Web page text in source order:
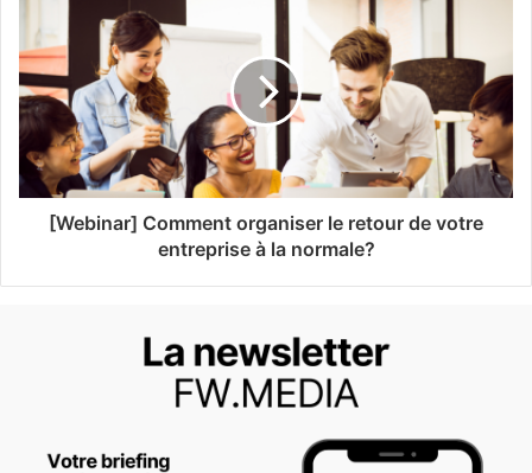
[Webinar] Comment organiser le retour de votre
entreprise à la normale?